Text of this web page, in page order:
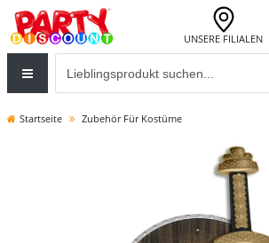
UNSERE FILIALEN
Startseite Zubehör Für Kostüme